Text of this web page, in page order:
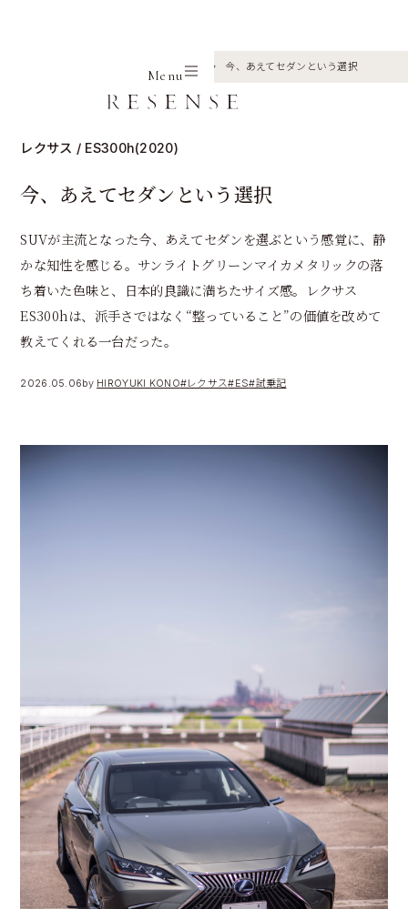
Menu
ES 今、あえてセダンという選択
レクサス / ES300h(2020)
今、あえてセダンという選択
SUVが主流となった今、あえてセダンを選ぶという感覚に、静
かな知性を感じる。サンライトグリーンマイカメタリックの落
ち着いた色味と、日本的良識に満ちたサイズ感。レクサス
ES300hは、派手さではなく“整っていること”の価値を改めて
教えてくれる一台だった。
2026.05.06by HIROYUKI KONO#レクサス#ES#試乗記